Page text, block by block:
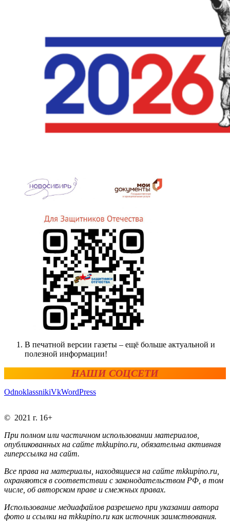
В печатной версии газеты – ещё больше актуальной и
полезной информации!
НАШИ СОЦСЕТИ
OdnoklassnikiVkWordPress
© 2021 г. 16+
При полном или частичном использовании материалов,
опубликованных на сайте mkkupino.ru, обязательна активная
гиперссылка на сайт.
Все права на материалы, находящиеся на сайте mkkupino.ru,
охраняются в соответствии с законодательством РФ, в том
числе, об авторском праве и смежных правах.
Использование медиафайлов разрешено при указании автора
фото и ссылки на mkkupino.ru как источник заимствования.